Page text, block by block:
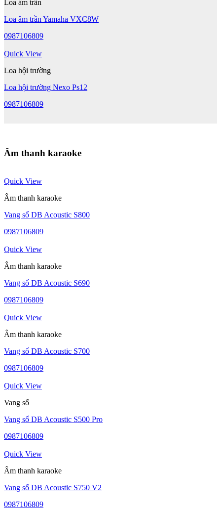
Loa âm trần
Loa âm trần Yamaha VXC8W
0987106809
Quick View
Loa hội trường
Loa hội trường Nexo Ps12
0987106809
Âm thanh karaoke
Quick View
Âm thanh karaoke
Vang số DB Acoustic S800
0987106809
Quick View
Âm thanh karaoke
Vang số DB Acoustic S690
0987106809
Quick View
Âm thanh karaoke
Vang số DB Acoustic S700
0987106809
Quick View
Vang số
Vang số DB Acoustic S500 Pro
0987106809
Quick View
Âm thanh karaoke
Vang số DB Acoustic S750 V2
0987106809